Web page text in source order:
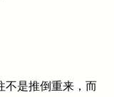
不是推倒重来，而